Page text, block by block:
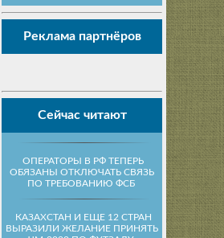
Реклама партнёров
Сейчас читают
ОПЕРАТОРЫ В РФ ТЕПЕРЬ
ОБЯЗАНЫ ОТКЛЮЧАТЬ СВЯЗЬ
ПО ТРЕБОВАНИЮ ФСБ
КАЗАХСТАН И ЕЩЕ 12 СТРАН
ВЫРАЗИЛИ ЖЕЛАНИЕ ПРИНЯТЬ